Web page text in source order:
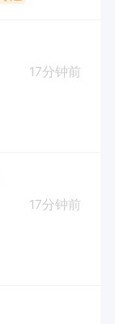
17分钟前
17分钟前